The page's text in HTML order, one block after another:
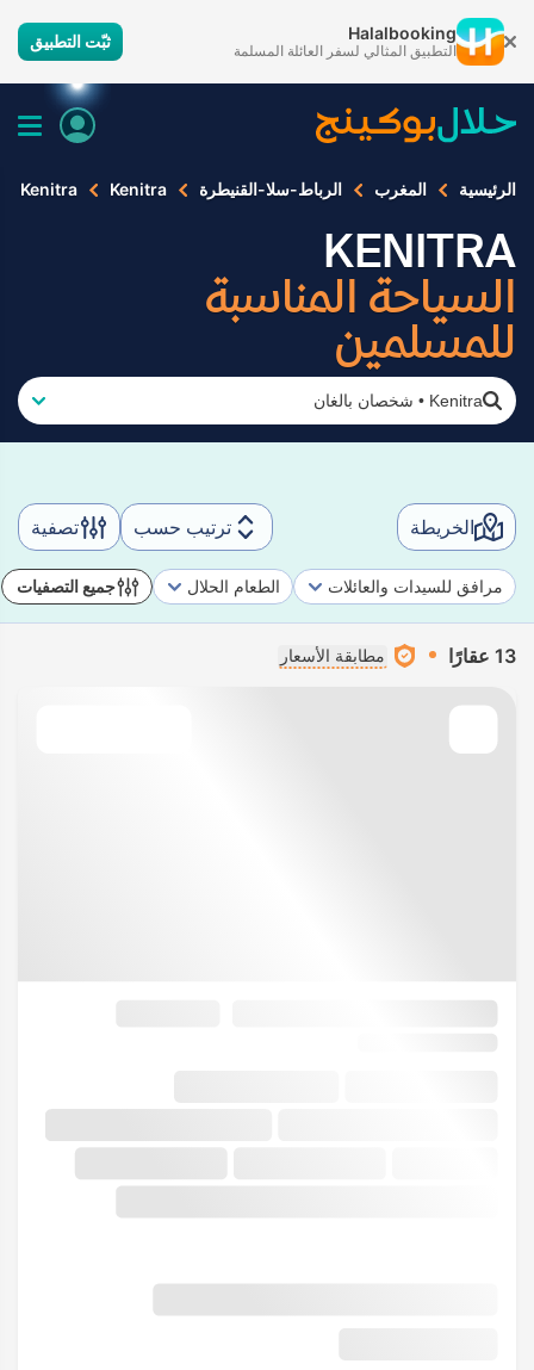
Halalbooking
التطبيق المثالي لسفر العائلة المسلمة ثبّت التطبيق
الرئيسية المغرب الرباط-سلا-القنيطرة Kenitra
Kenitra
KENITRA
السياحة المناسبة
للمسلمين
Kenitra
• شخصان بالغان
الخريطة ترتيب حسب تصفية
مرافق للسيدات والعائلات الطعام الحلال جميع التصفيات
13 عقارًا مطابقة الأسعار